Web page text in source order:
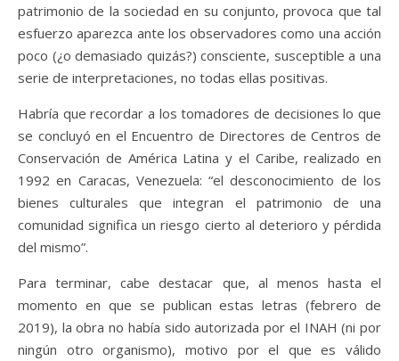
patrimonio de la sociedad en su conjunto, provoca que tal
esfuerzo aparezca ante los observadores como una acción
poco (¿o demasiado quizás?) consciente, susceptible a una
serie de interpretaciones, no todas ellas positivas.
Habría que recordar a los tomadores de decisiones lo que
se concluyó en el Encuentro de Directores de Centros de
Conservación de América Latina y el Caribe, realizado en
1992 en Caracas, Venezuela: “el desconocimiento de los
bienes culturales que integran el patrimonio de una
comunidad significa un riesgo cierto al deterioro y pérdida
del mismo”.
Para terminar, cabe destacar que, al menos hasta el
momento en que se publican estas letras (febrero de
2019), la obra no había sido autorizada por el INAH (ni por
ningún otro organismo), motivo por el que es válido